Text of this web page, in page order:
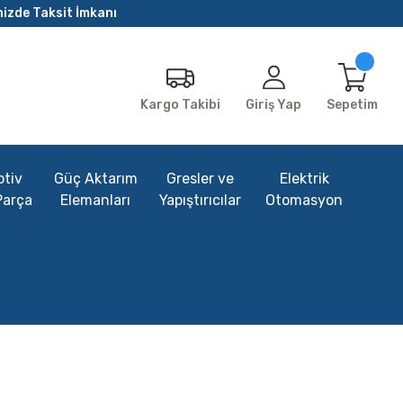
Taksit İmkanı
Kargo Takibi Giriş Yap Sepetim
Güç Aktarım
Elemanları
Gresler ve
Yapıştırıcılar
Elektrik
Otomasyon